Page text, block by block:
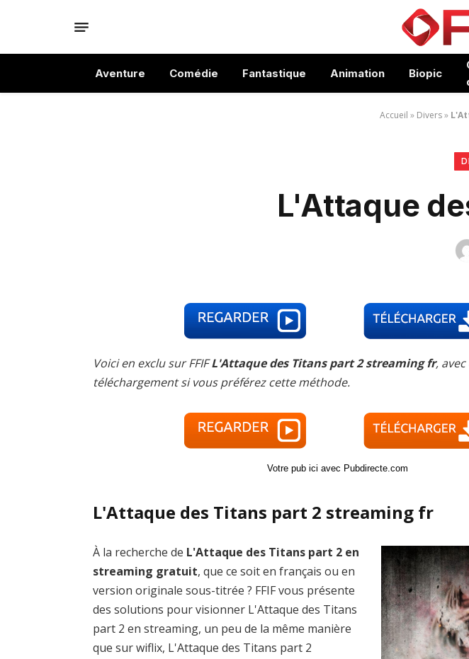
Aventure Comédie Fantastique Animation Biopic
Accueil » Divers»
L'Attaque
Voici en exclu sur FFIFL'Attaque des Titans part 2 streaming fr,
téléchargement si vous préférez cette méthode.
Votre pub ici avec Pubdirecte.com
L'Attaque des Titans part 2 streaming fr
À la recherche de L'Attaque des Titans part 2 en
streaming gratuit, que ce soit en français ou en
version originale sous-titrée ? FFIF vous présente
des solutions pour visionner L'Attaque des Titans
part 2 en streaming, un peu de la même manière
que sur wiflix, L'Attaque des Titans part 2